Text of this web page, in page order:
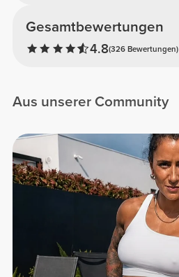
Gesamtbewertungen
4.8(326 Bewertungen)
Aus unserer Community